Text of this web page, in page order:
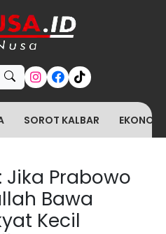
SOROT KALBAR
Jika Prabowo
Bawa
Kecil